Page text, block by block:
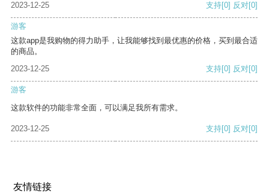
2023-12-25 支持[0] 反对[0]
游客
这款app是我购物的得力助手，让我能够找到最优惠的价格，买到最合适
的商品。
2023-12-25
支持[0] 反对[0]
游客
这款软件的功能非常全面，可以满足我所有需求。
2023-12-25 支持[0] 反对[0]
友情链接